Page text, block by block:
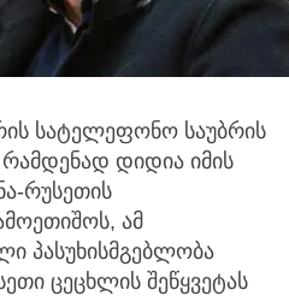
სატელეფონო საუბრის
დიდია იმის
რუსეთის
ამ
პასუხისმგებლობა
ცეცხლის შეწყვეტას